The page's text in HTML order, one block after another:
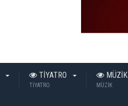
TİYATRO
TİYATRO
MÜZİK
MÜZİK